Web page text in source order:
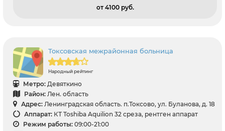
от 4100 pуб.
Токсовская межрайонная больница
Народный рейтинг
Метро: Девяткино
Район: Лен. область
Адрес: Ленинградская область. п.Токсово, ул. Буланова, д. 18
Аппарат: КТ Toshiba Aquilion 32 среза, рентген аппарат
Режим работы: 09:00-21:00